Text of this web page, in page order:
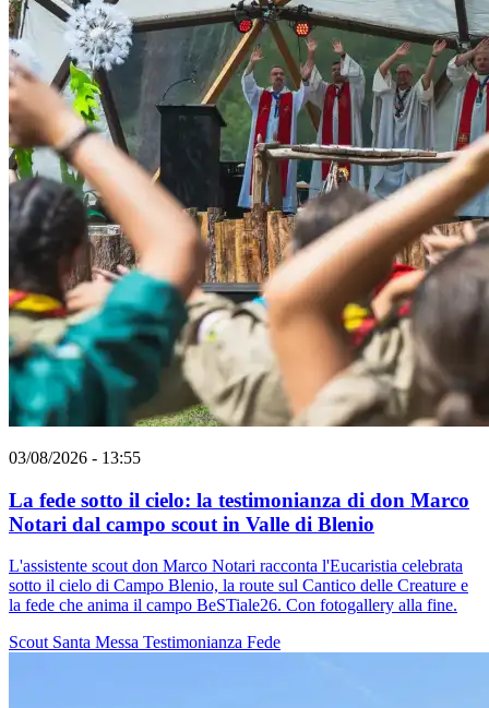
03/08/2026 - 13:55
La fede sotto il cielo: la testimonianza di don Marco
Notari dal campo scout in Valle di Blenio
L'assistente scout don Marco Notari racconta l'Eucaristia celebrata
sotto il cielo di Campo Blenio, la route sul Cantico delle Creature e
la fede che anima il campo BeSTiale26. Con fotogallery alla fine.
Scout Santa Messa Testimonianza Fede